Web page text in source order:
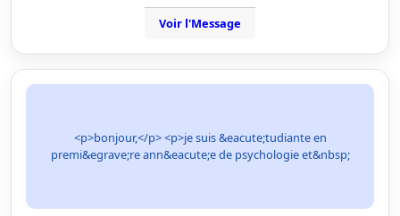
Voir l'Message
<p>bonjour,</p> <p>je suis &eacute;tudiante en
premi&egrave;re ann&eacute;e de psychologie et&nbsp;